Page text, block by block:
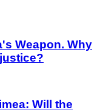
Weapon. Why
Will the